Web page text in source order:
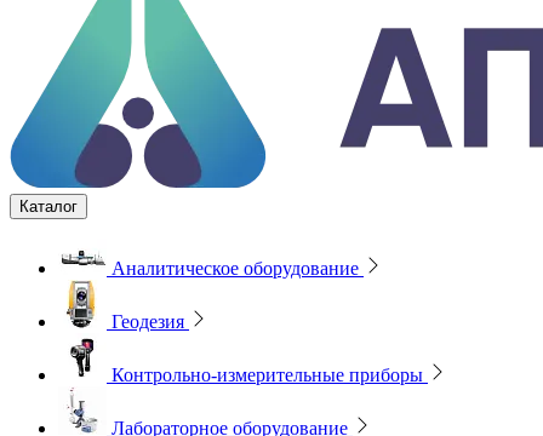
Каталог
Аналитическое оборудование
Геодезия
Контрольно-измерительные приборы
Лабораторное оборудование